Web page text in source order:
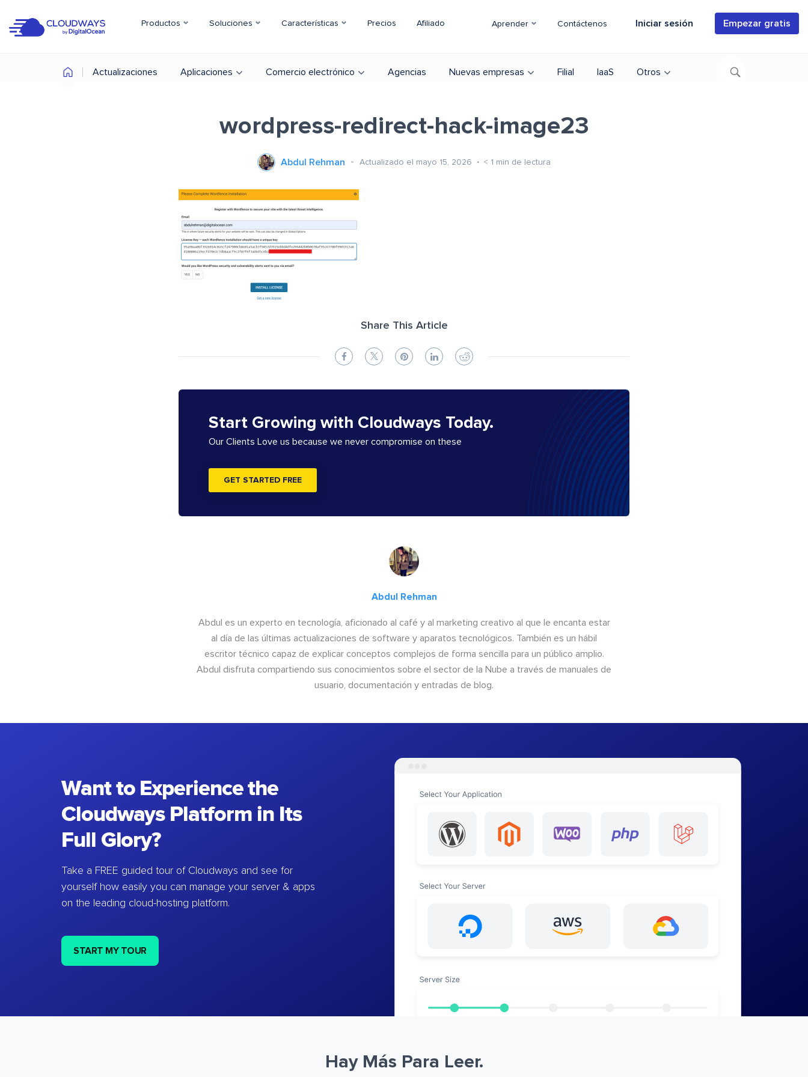
Productos Soluciones Características Precios Afiliado Aprender Contáctenos Iniciar sesión Empezar gratis
Actualizaciones Aplicaciones Comercio electrónico Agencias Nuevas empresas Filial IaaS Otros
wordpress-redirect-hack-image23
Abdul Rehman Actualizado el mayo 15, 2026 < 1 min de lectura
Share This Article
Start Growing with Cloudways Today.
Our Clients Love us because we never compromise on these
GET STARTED FREE
Abdul Rehman
Abdul es un experto en tecnología, aficionado al café y al marketing creativo al que le encanta estar
al día de las últimas actualizaciones de software y aparatos tecnológicos. También es un hábil
escritor técnico capaz de explicar conceptos complejos de forma sencilla para un público amplio.
Abdul disfruta compartiendo sus conocimientos sobre el sector de la Nube a través de manuales de
usuario, documentación y entradas de blog.
Want to Experience the
Cloudways Platform in Its
Full Glory?
Take a FREE guided tour of Cloudways and see for
yourself how easily you can manage your server & apps
on the leading cloud-hosting platform.
START MY TOUR
Hay Más Para Leer.